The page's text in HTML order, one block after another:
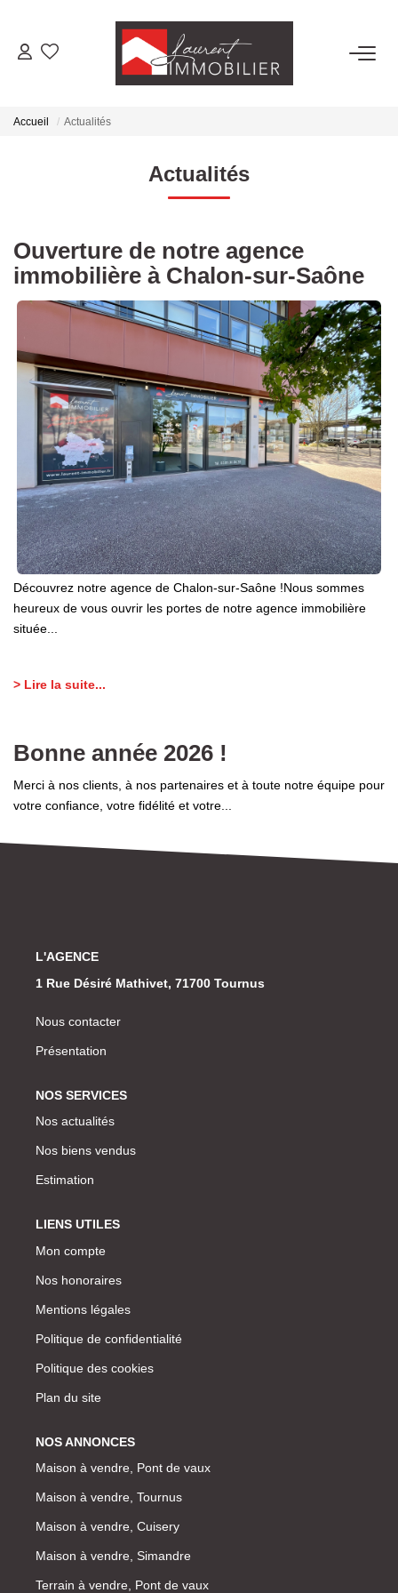
ACHETER
ESTIMER
FAIRE GÉRER
NOS AGENCES
Laurent Immobilier Tournus
Laurent Immobilier Pont De Vaux
Laurent Immobilier Chalon-Sur-Saone
Notre Équipe
Nous Rejoindre
Nos Actualités
CONTACT
Accueil Actualités
Actualités
Ouverture de notre agence
immobilière à Chalon-sur-Saône
Découvrez notre agence de Chalon-sur-Saône !Nous sommes
heureux de vous ouvrir les portes de notre agence immobilière
située...
> Lire la suite...
Bonne année 2026 !
Merci à nos clients, à nos partenaires et à toute notre équipe pour
votre confiance, votre fidélité et votre...
L'AGENCE
1 Rue Désiré Mathivet, 71700 Tournus
Nous contacter
Présentation
NOS SERVICES
Nos actualités
Nos biens vendus
Estimation
LIENS UTILES
Mon compte
Nos honoraires
Mentions légales
Politique de confidentialité
Politique des cookies
Plan du site
NOS ANNONCES
Maison à vendre, Pont de vaux
Maison à vendre, Tournus
Maison à vendre, Cuisery
Maison à vendre, Simandre
Terrain à vendre, Pont de vaux